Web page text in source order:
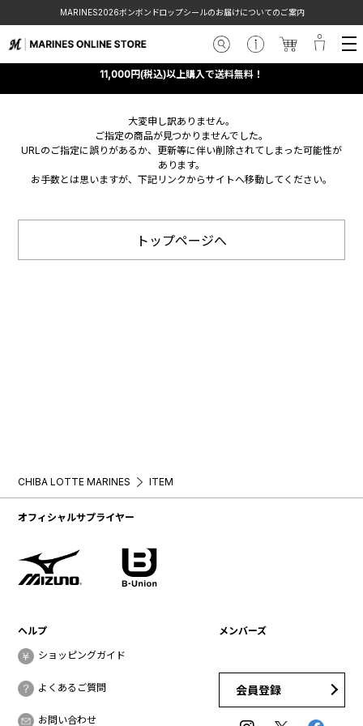
MARINES2026ボンボンドロップシールのお届けについてのご案内
11,000円(税込)以上購入で送料無料！
大変申し訳ありません。
ご指定の商品が見つかりませんでした。
URLのご指定に誤りがあるか、更新等に伴い削除されてしまった可能性が
あります。
お手数とは思いますが、下記リンクからサイトへ移動してください。
トップページへ
CHIBA LOTTE MARINES ITEM
オフィシャルサプライヤー
ヘルプ
ショッピングガイド
よくあるご質問
お問い合わせ
メンバーズ
会員登録